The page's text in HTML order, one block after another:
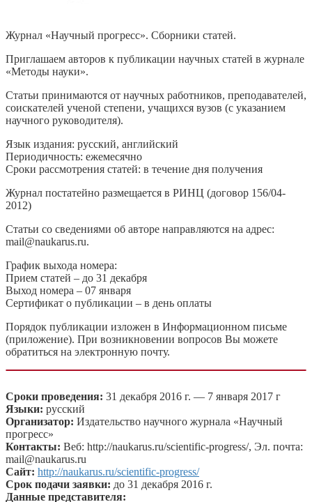
Журнал «Научный прогресс». Сборники статей.
Приглашаем авторов к публикации научных статей в журнале
«Методы науки».
Статьи принимаются от научных работников, преподавателей,
соискателей ученой степени, учащихся вузов (с указанием
научного руководителя).
Язык издания: русский, английский
Периодичность: ежемесячно
Сроки рассмотрения статей: в течение дня получения
Журнал постатейно размещается в РИНЦ (договор 156/04-
2012)
Статьи со сведениями об авторе направляются на адрес:
mail@naukarus.ru.
График выхода номера:
Прием статей – до 31 декабря
Выход номера – 07 января
Сертификат о публикации – в день оплаты
Порядок публикации изложен в Информационном письме
(приложение). При возникновении вопросов Вы можете
обратиться на электронную почту.
Сроки проведения: 31 декабря 2016 г. — 7 января 2017 г
Языки: русский
Организатор: Издательство научного журнала «Научный
прогресс»
Контакты: Веб: http://naukarus.ru/scientific-progress/, Эл. почта:
mail@naukarus.ru
Cайт: http://naukarus.ru/scientific-progress/
Срок подачи заявки: до 31 декабря 2016 г.
Данные представителя: